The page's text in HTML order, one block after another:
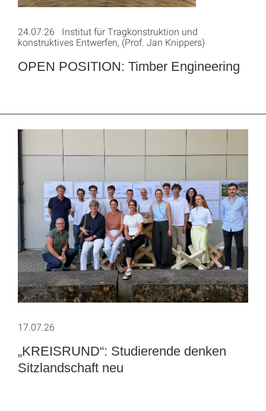
OPEN POSITION: Timber Engineering
24.07.26 Institut für Tragkonstruktion und
konstruktives Entwerfen, (Prof. Jan Knippers)
„KREISRUND“: Studierende denken
Sitzlandschaft neu
17.07.26